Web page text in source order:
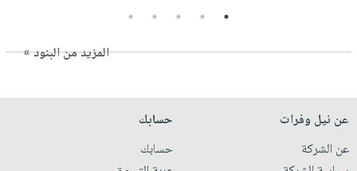
1
2
3
4
5
المزيد من البنود »
عن نيل وفرات
عن الشركة
حسابك
حسابك